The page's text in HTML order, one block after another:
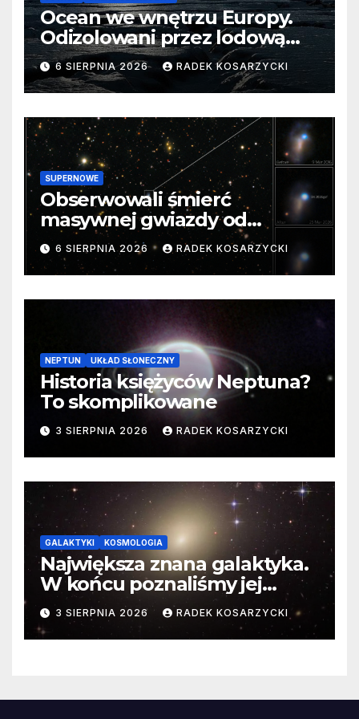
Ocean we wnętrzu Europy.
Odizolowani przez lodową
barierę
6 SIERPNIA 2026 RADEK KOSARZYCKI
SUPERNOWE
Obserwowali śmierć
masywnej gwiazdy od
samego początku. Niezwykle
cenne dane
6 SIERPNIA 2026 RADEK KOSARZYCKI
NEPTUN UKŁAD SŁONECZNY
Historia księżyców Neptuna?
To skomplikowane
3 SIERPNIA 2026 RADEK KOSARZYCKI
GALAKTYKI KOSMOLOGIA
Największa znana galaktyka.
W końcu poznaliśmy jej
faktyczne wymiary
3 SIERPNIA 2026 RADEK KOSARZYCKI